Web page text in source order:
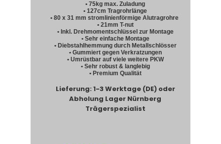
• 75kg max. Zuladung
• 127cm Tragrohrlänge
• 80 x 31 mm stromlinienförmige Alutragrohre
• 21mm T-nut
• Inkl. Drehmomentschlüssel zur Montage
• Sehr einfache Montage
• Diebstahlhemmung durch Metallschlösser
• Gummiert gegen Verkratzungen
• Umrüstbar auf viele weitere PKW
• Sehr robust & langlebig
• Premium Qualität
Lieferung: 1-3 Werktage (DE) oder
Abholung Lager Nürnberg
Trägerspezialist